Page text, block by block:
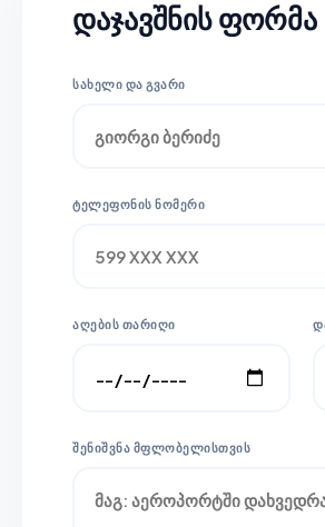
დაჯავშნის ფორმა
ᲡᲐᲮᲔᲚᲘ ᲓᲐ ᲒᲕᲐᲠᲘ
ᲢᲔᲚᲔᲤᲝᲜᲘᲡ ᲜᲝᲛᲔᲠᲘ
ᲐᲦᲔᲑᲘᲡ ᲗᲐᲠᲘᲦᲘ
ᲨᲔᲜᲘᲨᲕᲜᲐ ᲛᲤᲚᲝᲑᲔᲚᲘᲡᲗᲕᲘᲡ